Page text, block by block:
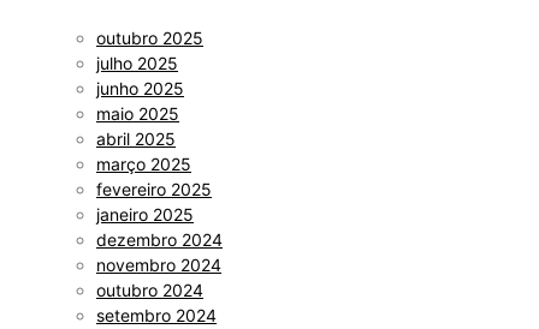
outubro 2025
julho 2025
junho 2025
maio 2025
abril 2025
março 2025
fevereiro 2025
janeiro 2025
dezembro 2024
novembro 2024
outubro 2024
setembro 2024